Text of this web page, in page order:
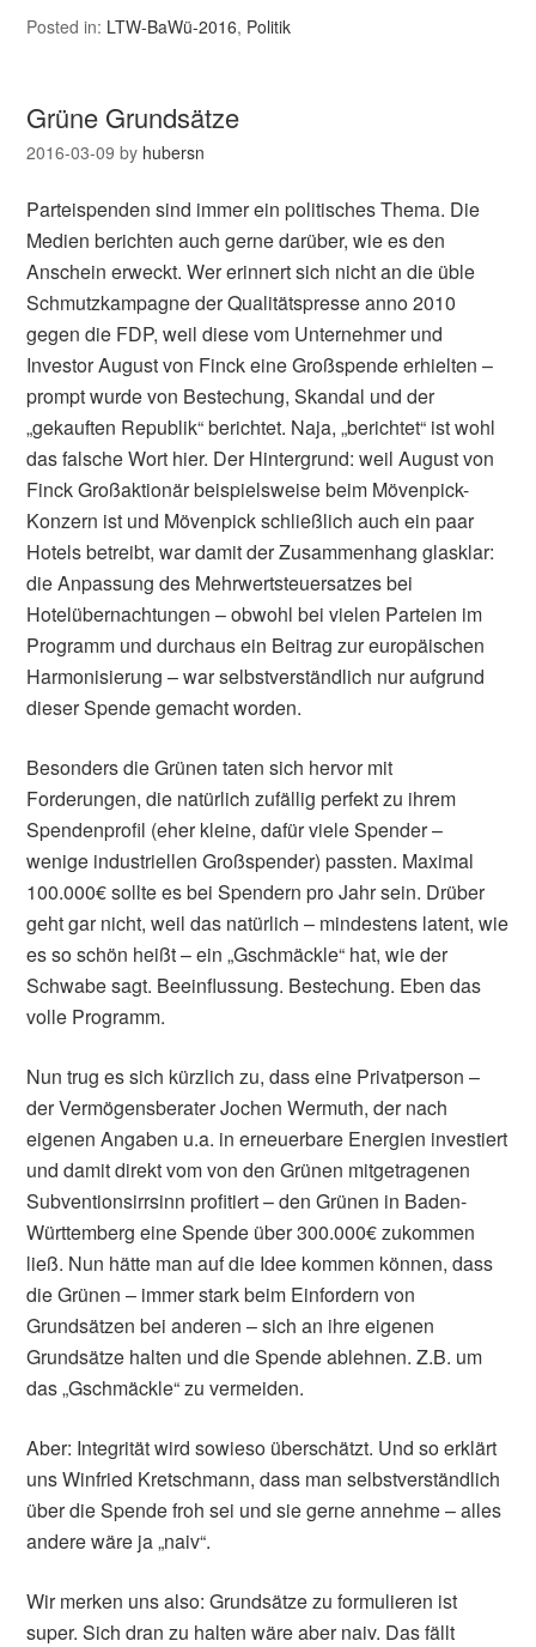
Posted in: LTW-BaWü-2016, Politik
Grüne Grundsätze
2016-03-09 by hubersn
Parteispenden sind immer ein politisches Thema. Die
Medien berichten auch gerne darüber, wie es den
Anschein erweckt. Wer erinnert sich nicht an die üble
Schmutzkampagne der Qualitätspresse anno 2010
gegen die FDP, weil diese vom Unternehmer und
Investor August von Finck eine Großspende erhielten –
prompt wurde von Bestechung, Skandal und der
„gekauften Republik“ berichtet. Naja, „berichtet“ ist wohl
das falsche Wort hier. Der Hintergrund: weil August von
Finck Großaktionär beispielsweise beim Mövenpick-
Konzern ist und Mövenpick schließlich auch ein paar
Hotels betreibt, war damit der Zusammenhang glasklar:
die Anpassung des Mehrwertsteuersatzes bei
Hotelübernachtungen – obwohl bei vielen Parteien im
Programm und durchaus ein Beitrag zur europäischen
Harmonisierung – war selbstverständlich nur aufgrund
dieser Spende gemacht worden.
Besonders die Grünen taten sich hervor mit
Forderungen, die natürlich zufällig perfekt zu ihrem
Spendenprofil (eher kleine, dafür viele Spender –
wenige industriellen Großspender) passten. Maximal
100.000€ sollte es bei Spendern pro Jahr sein. Drüber
geht gar nicht, weil das natürlich – mindestens latent, wie
es so schön heißt – ein „Gschmäckle“ hat, wie der
Schwabe sagt. Beeinflussung. Bestechung. Eben das
volle Programm.
Nun trug es sich kürzlich zu, dass eine Privatperson –
der Vermögensberater Jochen Wermuth, der nach
eigenen Angaben u.a. in erneuerbare Energien investiert
und damit direkt vom von den Grünen mitgetragenen
Subventionsirrsinn profitiert – den Grünen in Baden-
Württemberg eine Spende über 300.000€ zukommen
ließ. Nun hätte man auf die Idee kommen können, dass
die Grünen – immer stark beim Einfordern von
Grundsätzen bei anderen – sich an ihre eigenen
Grundsätze halten und die Spende ablehnen. Z.B. um
das „Gschmäckle“ zu vermeiden.
Aber: Integrität wird sowieso überschätzt. Und so erklärt
uns Winfried Kretschmann, dass man selbstverständlich
über die Spende froh sei und sie gerne annehme – alles
andere wäre ja „naiv“.
Wir merken uns also: Grundsätze zu formulieren ist
super. Sich dran zu halten wäre aber naiv. Das fällt